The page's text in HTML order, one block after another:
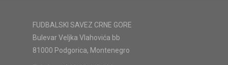
FUDBALSKI SAVEZ CRNE GORE
Bulevar Veljka Vlahovića bb
81000 Podgorica, Montenegro